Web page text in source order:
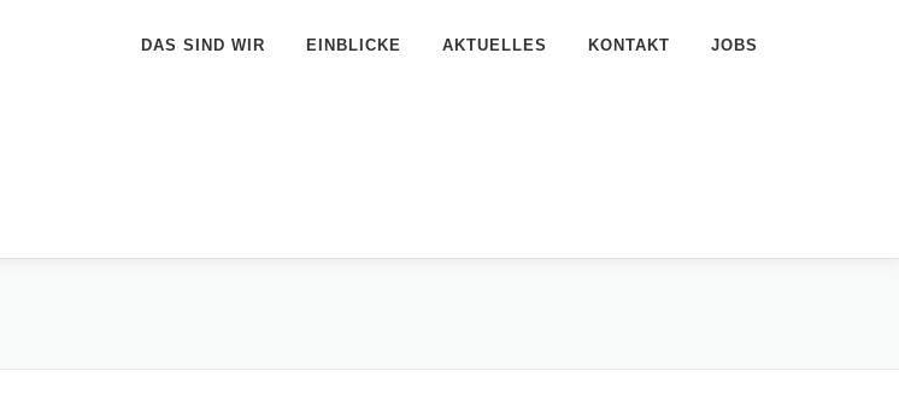
DAS SIND WIR EINBLICKE AKTUELLES KONTAKT JOBS